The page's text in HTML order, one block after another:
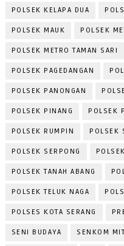
POLSEK KELAPA DUA
POLSEK MAUK POLSEK
POLSEK METRO TAMAN SARI
POLSEK PAGEDANGAN
POLSEK PANONGAN
POLSEK PINANG POLSEK
POLSEK RUMPIN POLSEK
POLSEK SERPONG
POLSEK TANAH ABANG
POLSEK TELUK NAGA
POLSES KOTA SERANG
SENI BUDAYA SENKOM